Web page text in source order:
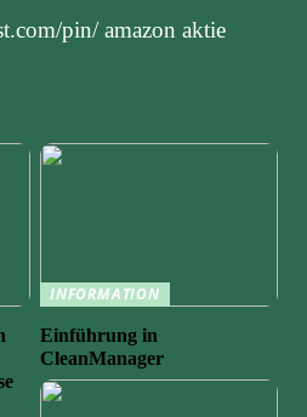
pin/ amazon aktie
INFORMATION
Einführung in
CleanManager